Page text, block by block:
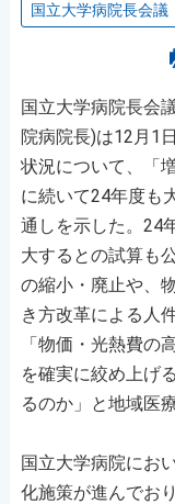
国立大学病院長会議
国立大学病院長会
院病院長)は12月1
状況について、「
に続いて24年度も
通しを示した。24
大するとの試算も
の縮小・廃止や、
き方改革による人
「物価・光熱費の
を確実に絞め上げ
るのか」と地域医
国立大学病院にお
化施策が進んでお